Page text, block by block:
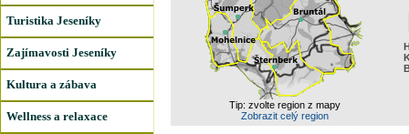
Turistika Jeseníky
Zajímavosti Jeseníky
Kultura a zábava
Wellness a relaxace
Tip: zvolte region z mapy
Zobrazit celý region